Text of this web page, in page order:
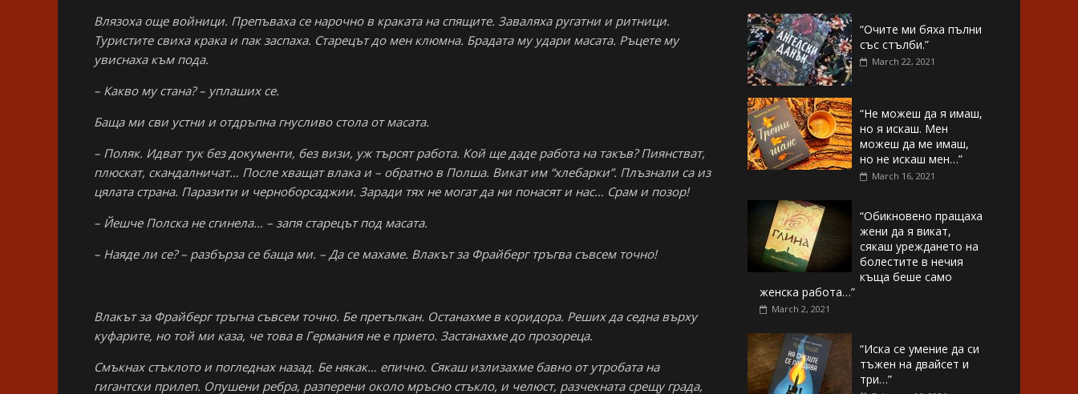
Влязоха още войници. Препъваха се нарочно в краката на спящите. Заваляха ругатни и ритници.
Туристите свиха крака и пак заспаха. Старецът до мен клюмна. Брадата му удари масата. Ръцете му
увиснаха към пода.
– Какво му стана? – уплаших се.
Баща ми сви устни и отдръпна гнусливо стола от масата.
– Поляк. Идват тук без документи, без визи, уж търсят работа. Кой ще даде работа на такъв? Пиянстват,
плюскат, скандалничат… После хващат влака и – обратно в Полша. Викат им “хлебарки”. Плъзнали са из
цялата страна. Паразити и черноборсаджии. Заради тях не могат да ни понасят и нас… Срам и позор!
– Йешче Полска не сгинела… – запя старецът под масата.
– Наяде ли се? – разбърза се баща ми. – Да се махаме. Влакът за Фрайберг тръгва съвсем точно!
Влакът за Фрайберг тръгна съвсем точно. Бе претъпкан. Останахме в коридора. Реших да седна върху
куфарите, но той ми каза, че това в Германия не е прието. Застанахме до прозореца.
Смъкнах стъклото и погледнах назад. Бе някак… епично. Сякаш излизахме бавно от утробата на
гигантски прилеп. Опушени ребра, разперени около мръсно стъкло, и челюст, разчекната срещу града,
“Очите ми бяха пълни
със стълби.”
March 22, 2021
“Не можеш да я имаш,
но я искаш. Мен
можеш да ме имаш,
но не искаш мен…”
March 16, 2021
“Обикновено пращаха
жени да я викат,
сякаш уреждането на
болестите в нечия
къща беше само
женска работа…”
March 2, 2021
“Иска се умение да си
тъжен на двайсет и
три…”